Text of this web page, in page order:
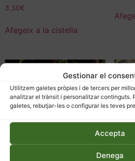
Gestionar el
Utilitzem galetes pròpies i de tercers per
analitzar el trànsit i personalitzar continguts.
galetes, rebutjar-les o configurar les teves
Accepta
Denega
3,30€
Afegeix a la cistella